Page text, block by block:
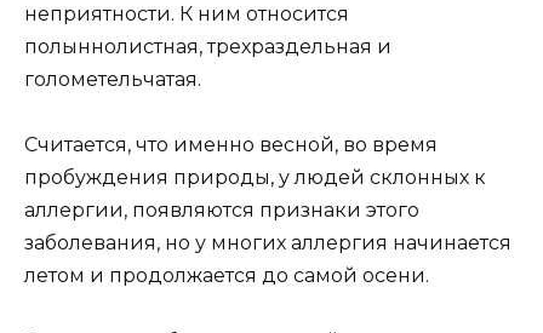
неприятности. К ним относится
полыннолистная, трехраздельная и
голометельчатая.
Считается, что именно весной, во время
пробуждения природы, у людей склонных к
аллергии, появляются признаки этого
заболевания, но у многих аллергия начинается
летом и продолжается до самой осени.